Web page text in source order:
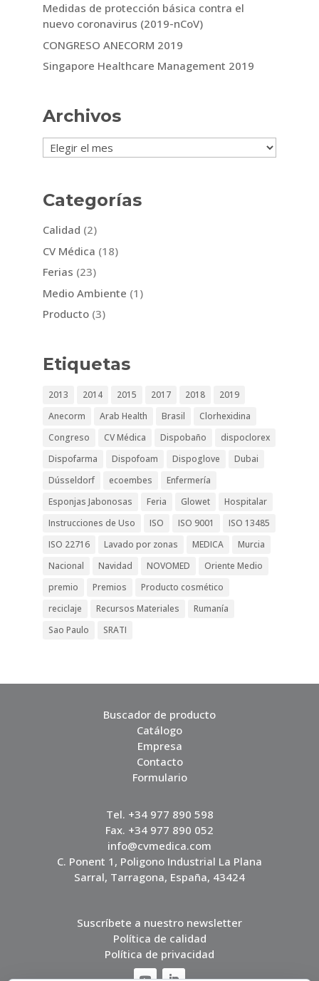
Medidas de protección básica contra el
nuevo coronavirus (2019-nCoV)
CONGRESO ANECORM 2019
Singapore Healthcare Management 2019
Archivos
Archivos
Categorías
Calidad (2)
CV Médica (18)
Ferias (23)
Medio Ambiente (1)
Producto(3)
Etiquetas
2013 2014 2015 2017 2018
2019
Anecorm
Arab Health Brasil
Clorhexidina
Congreso
CV Médica Dispobaño
dispoclorex
Dispofarma
Dispofoam Dispoglove
Dubai
Dússeldorf
ecoembes
Enfermería
Esponjas Jabonosas
Feria Glowet
Hospitalar
Instrucciones de Uso
ISO ISO 9001
ISO 13485
ISO 22716
Lavado por zonas MEDICA
Murcia
Nacional
Navidad NOVOMED
Oriente Medio
premio
Premios
Producto cosmético
reciclaje
Recursos Materiales
Rumanía
Sao Paulo
SRATI
Buscador de producto
Catálogo
Empresa
Contacto
Formulario
Tel. +34 977 890 598
Fax. +34 977 890 052
info@cvmedica.com
C. Ponent 1, Poligono Industrial La Plana
Sarral, Tarragona, España, 43424
Suscríbete a nuestro newsletter
Política de calidad
Política de privacidad